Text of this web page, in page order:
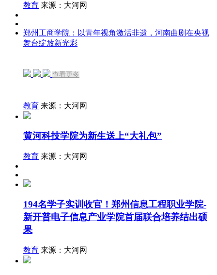
教育 来源：大河网
郑州工商学院：以青年视角激活非遗，河南曲剧在央视
舞台绽放新光彩
查看更多
教育 来源：大河网
黄河科技学院为新生送上“大礼包”
教育 来源：大河网
194名学子实训收官！郑州信息工程职业学院-
新开普电子信息产业学院首届联合培养结出硕
果
教育 来源：大河网